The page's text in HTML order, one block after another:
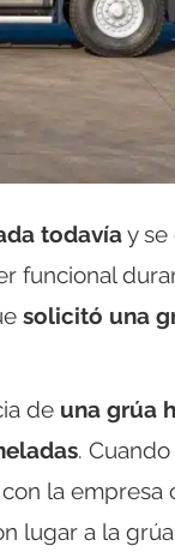
todavíay
funcional
solicitó una
de una grúa
.
la empresa
lugar a la